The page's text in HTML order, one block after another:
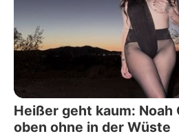
Heißer geht kaum:
oben ohne in der Wüste